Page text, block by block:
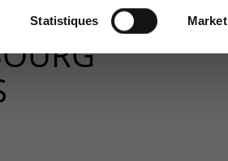
Statistiques
+32(0)800/12.812 (Nl)
support-cpld@keyes.eu
& ACCESS MAP